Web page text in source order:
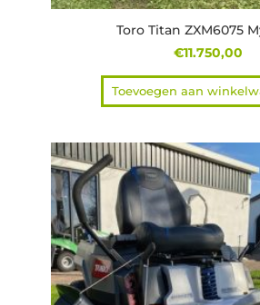
Toro Titan ZXM6075
€11.750,00
Toevoegen aan